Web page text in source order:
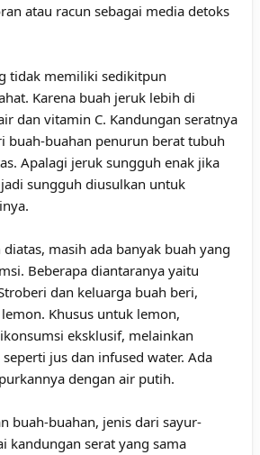
atau racun sebagai media detoks
tidak memiliki sedikitpun
Karena buah jeruk lebih di
dan vitamin C. Kandungan seratnya
buah-buahan penurun berat tubuh
Apalagi jeruk sungguh enak jika
sungguh diusulkan untuk
masih ada banyak buah yang
Beberapa diantaranya yaitu
dan keluarga buah beri,
Khusus untuk lemon,
eksklusif, melainkan
jus dan infused water. Ada
dengan air putih.
buah-buahan, jenis dari sayur-
kandungan serat yang sama